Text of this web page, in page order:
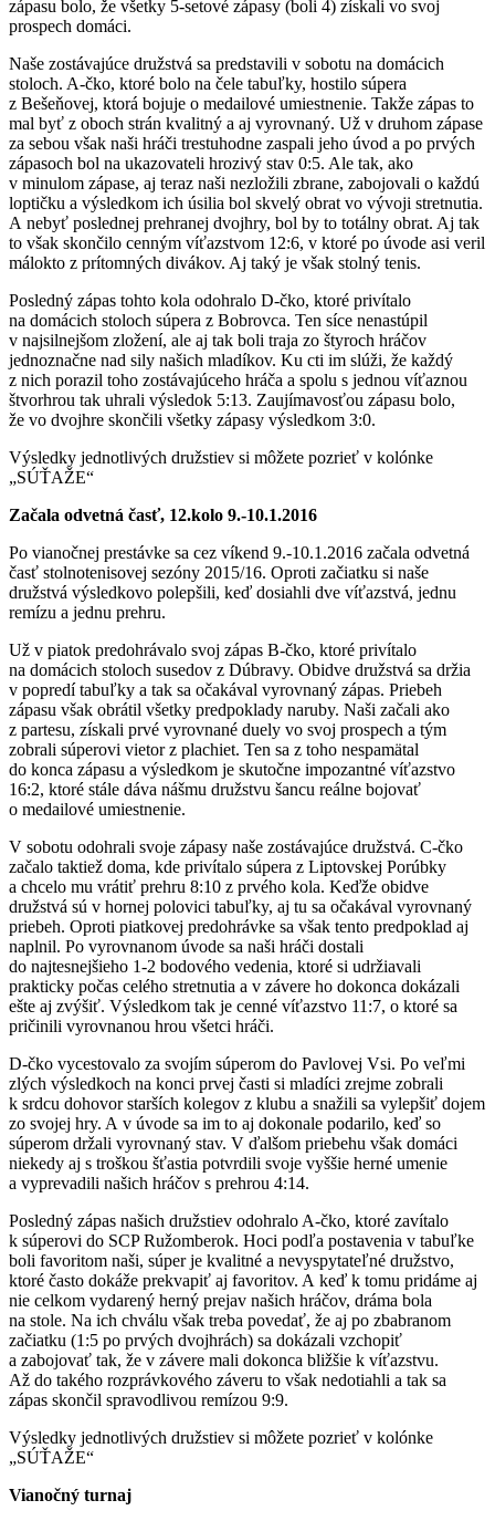
zápasu bolo, že všetky 5-setové zápasy (boli 4) získali vo svoj
prospech domáci.
Naše zostávajúce družstvá sa predstavili v sobotu na domácich
stoloch. A-čko, ktoré bolo na čele tabuľky, hostilo súpera
z Bešeňovej, ktorá bojuje o medailové umiestnenie. Takže zápas to
mal byť z oboch strán kvalitný a aj vyrovnaný. Už v druhom zápase
za sebou však naši hráči trestuhodne zaspali jeho úvod a po prvých
zápasoch bol na ukazovateli hrozivý stav 0:5. Ale tak, ako
v minulom zápase, aj teraz naši nezložili zbrane, zabojovali o každú
loptičku a výsledkom ich úsilia bol skvelý obrat vo vývoji stretnutia.
A nebyť poslednej prehranej dvojhry, bol by to totálny obrat. Aj tak
to však skončilo cenným víťazstvom 12:6, v ktoré po úvode asi veril
málokto z prítomných divákov. Aj taký je však stolný tenis.
Posledný zápas tohto kola odohralo D-čko, ktoré privítalo
na domácich stoloch súpera z Bobrovca. Ten síce nenastúpil
v najsilnejšom zložení, ale aj tak boli traja zo štyroch hráčov
jednoznačne nad sily našich mladíkov. Ku cti im slúži, že každý
z nich porazil toho zostávajúceho hráča a spolu s jednou víťaznou
štvorhrou tak uhrali výsledok 5:13. Zaujímavosťou zápasu bolo,
že vo dvojhre skončili všetky zápasy výsledkom 3:0.
Výsledky jednotlivých družstiev si môžete pozrieť v kolónke
„SÚŤAŽE“
Začala odvetná časť, 12.kolo 9.-10.1.2016
Po vianočnej prestávke sa cez víkend 9.-10.1.2016 začala odvetná
časť stolnotenisovej sezóny 2015/16. Oproti začiatku si naše
družstvá výsledkovo polepšili, keď dosiahli dve víťazstvá, jednu
remízu a jednu prehru.
Už v piatok predohrávalo svoj zápas B-čko, ktoré privítalo
na domácich stoloch susedov z Dúbravy. Obidve družstvá sa držia
v popredí tabuľky a tak sa očakával vyrovnaný zápas. Priebeh
zápasu však obrátil všetky predpoklady naruby. Naši začali ako
z partesu, získali prvé vyrovnané duely vo svoj prospech a tým
zobrali súperovi vietor z plachiet. Ten sa z toho nespamätal
do konca zápasu a výsledkom je skutočne impozantné víťazstvo
16:2, ktoré stále dáva nášmu družstvu šancu reálne bojovať
o medailové umiestnenie.
V sobotu odohrali svoje zápasy naše zostávajúce družstvá. C-čko
začalo taktiež doma, kde privítalo súpera z Liptovskej Porúbky
a chcelo mu vrátiť prehru 8:10 z prvého kola. Keďže obidve
družstvá sú v hornej polovici tabuľky, aj tu sa očakával vyrovnaný
priebeh. Oproti piatkovej predohrávke sa však tento predpoklad aj
naplnil. Po vyrovnanom úvode sa naši hráči dostali
do najtesnejšieho 1-2 bodového vedenia, ktoré si udržiavali
prakticky počas celého stretnutia a v závere ho dokonca dokázali
ešte aj zvýšiť. Výsledkom tak je cenné víťazstvo 11:7, o ktoré sa
pričinili vyrovnanou hrou všetci hráči.
D-čko vycestovalo za svojím súperom do Pavlovej Vsi. Po veľmi
zlých výsledkoch na konci prvej časti si mladíci zrejme zobrali
k srdcu dohovor starších kolegov z klubu a snažili sa vylepšiť dojem
zo svojej hry. A v úvode sa im to aj dokonale podarilo, keď so
súperom držali vyrovnaný stav. V ďalšom priebehu však domáci
niekedy aj s troškou šťastia potvrdili svoje vyššie herné umenie
a vyprevadili našich hráčov s prehrou 4:14.
Posledný zápas našich družstiev odohralo A-čko, ktoré zavítalo
k súperovi do SCP Ružomberok. Hoci podľa postavenia v tabuľke
boli favoritom naši, súper je kvalitné a nevyspytateľné družstvo,
ktoré často dokáže prekvapiť aj favoritov. A keď k tomu pridáme aj
nie celkom vydarený herný prejav našich hráčov, dráma bola
na stole. Na ich chválu však treba povedať, že aj po zbabranom
začiatku (1:5 po prvých dvojhrách) sa dokázali vzchopiť
a zabojovať tak, že v závere mali dokonca bližšie k víťazstvu.
Až do takého rozprávkového záveru to však nedotiahli a tak sa
zápas skončil spravodlivou remízou 9:9.
Výsledky jednotlivých družstiev si môžete pozrieť v kolónke
„SÚŤAŽE“
Vianočný turnaj